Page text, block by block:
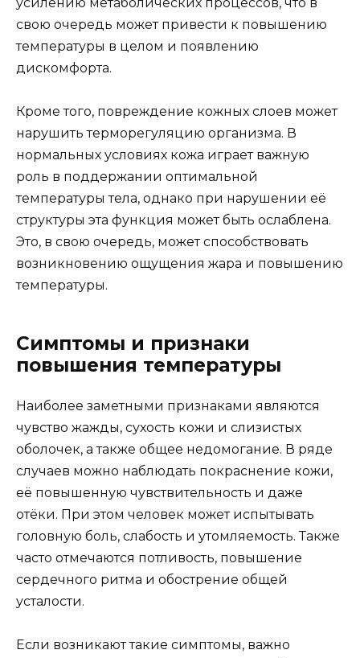
свою очередь может привести к повышению
температуры в целом и появлению
дискомфорта.
Кроме того, повреждение кожных слоев может
нарушить терморегуляцию организма. В
нормальных условиях кожа играет важную
роль в поддержании оптимальной
температуры тела, однако при нарушении её
структуры эта функция может быть ослаблена.
Это, в свою очередь, может способствовать
возникновению ощущения жара и повышению
температуры.
Симптомы и признаки
повышения температуры
Наиболее заметными признаками являются
чувство жажды, сухость кожи и слизистых
оболочек, а также общее недомогание. В ряде
случаев можно наблюдать покраснение кожи,
её повышенную чувствительность и даже
отёки. При этом человек может испытывать
головную боль, слабость и утомляемость. Также
часто отмечаются потливость, повышение
сердечного ритма и обострение общей
усталости.
Если возникают такие симптомы, важно